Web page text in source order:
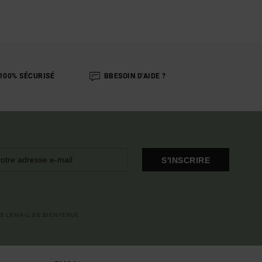
SÉCURISÉ BBESOIN D'AIDE ?
S'INSCRIRE